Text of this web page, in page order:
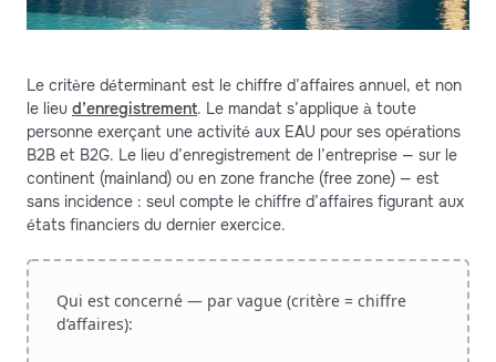
Le critère déterminant est le chiffre d’affaires annuel, et non
le lieu d’enregistrement. Le mandat s’applique à toute
personne exerçant une activité aux EAU pour ses opérations
B2B et B2G. Le lieu d’enregistrement de l’entreprise — sur le
continent (mainland) ou en zone franche (free zone) — est
sans incidence : seul compte le chiffre d’affaires figurant aux
états financiers du dernier exercice.
Qui est concerné — par vague (critère = chiffre
d’affaires):